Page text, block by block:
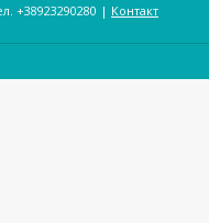
+38923290280­ | Контакт